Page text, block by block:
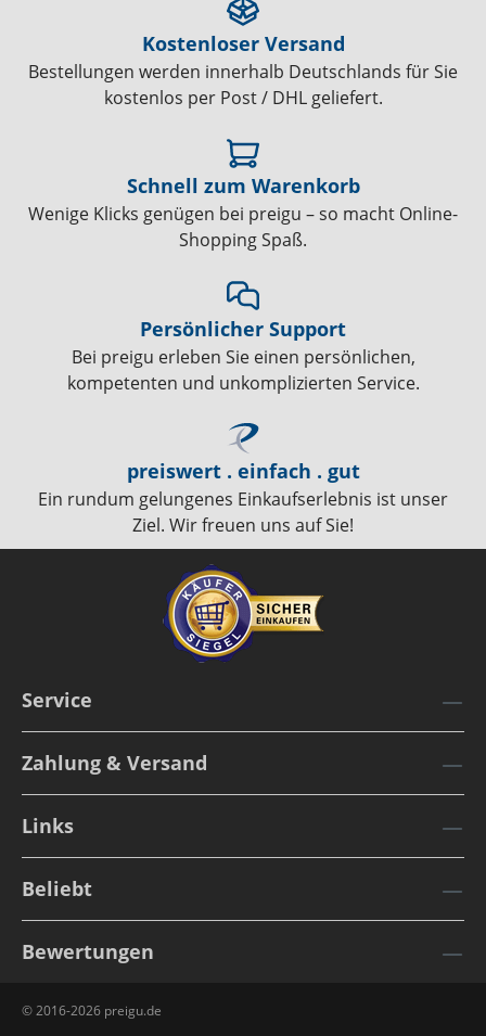
Kostenloser Versand
Bestellungen werden innerhalb Deutschlands für Sie
kostenlos per Post / DHL geliefert.
Schnell zum Warenkorb
Wenige Klicks genügen bei preigu – so macht Online-
Shopping Spaß.
Persönlicher Support
Bei preigu erleben Sie einen persönlichen,
kompetenten und unkomplizierten Service.
preiswert . einfach . gut
Ein rundum gelungenes Einkaufserlebnis ist unser
Ziel. Wir freuen uns auf Sie!
Service
Zahlung & Versand
Links
Beliebt
Bewertungen
© 2016-2026 preigu.de